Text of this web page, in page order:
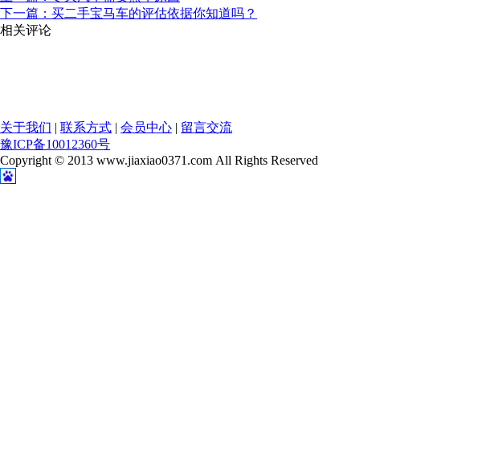
下一篇：买二手宝马车的评估依据你知道吗？
相关评论
关于我们 | 联系方式 | 会员中心 | 留言交流
豫ICP备10012360号
Copyright © 2013 www.jiaxiao0371.com All Rights Reserved